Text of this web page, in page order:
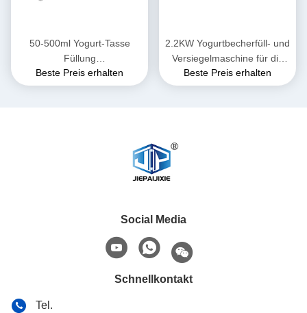
50-500ml Yogurt-Tasse
Füllung
Versiegelungsmaschine für
50-95mm Tasse
Beste Preis erhalten
2.2KW Yogurtbecherfüll- und
Versiegelmaschine für die
industrielle Produktion
Beste Preis erhalten
Social Media
Schnellkontakt
Tel.